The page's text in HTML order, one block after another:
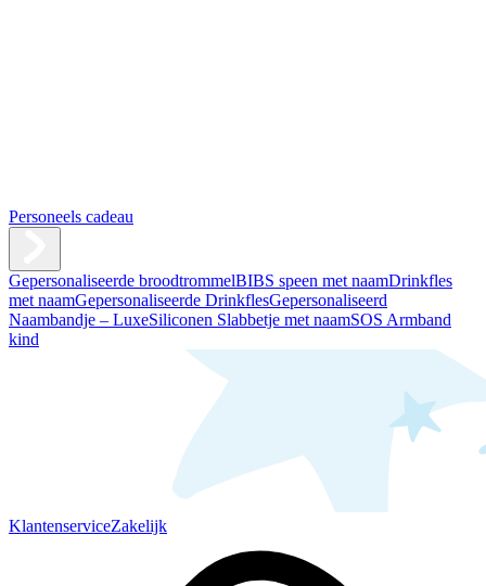
Personeels cadeau
Gepersonaliseerde broodtrommelBIBS speen met naamDrinkfles
met naamGepersonaliseerde DrinkflesGepersonaliseerd
Naambandje – LuxeSiliconen Slabbetje met naamSOS Armband
kind
KlantenserviceZakelijk